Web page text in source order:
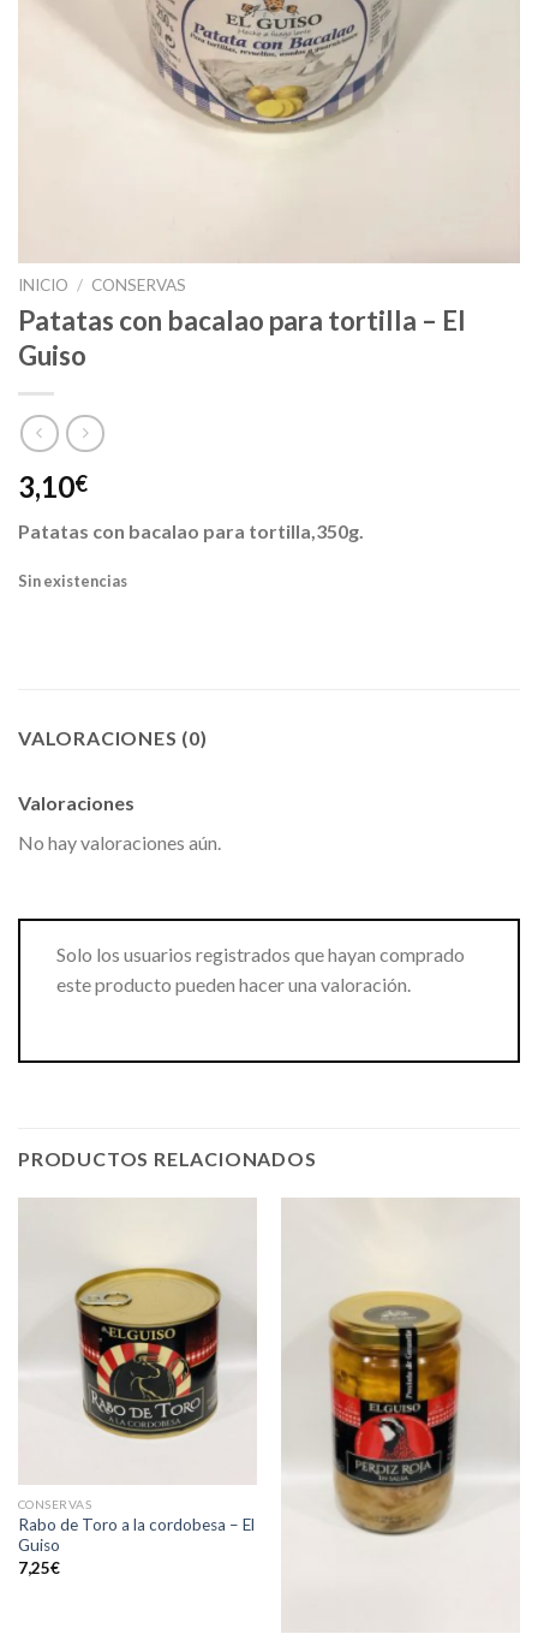
INICIO / CONSERVAS
Patatas con bacalao para tortilla – El
Guiso
3,10€
Patatas con bacalao para tortilla,350g.
Sin existencias
VALORACIONES (0)
Valoraciones
No hay valoraciones aún.
Solo los usuarios registrados que hayan comprado
este producto pueden hacer una valoración.
PRODUCTOS RELACIONADOS
CONSERVAS
Rabo de Toro a la cordobesa – El
Guiso
7,25€